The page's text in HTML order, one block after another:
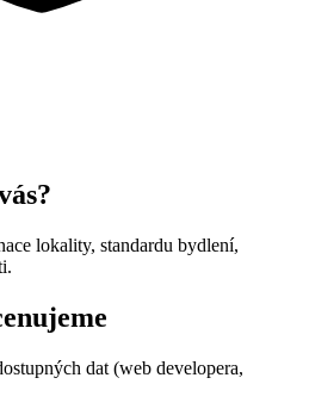
lokality, standardu bydlení,
dat (web developera,